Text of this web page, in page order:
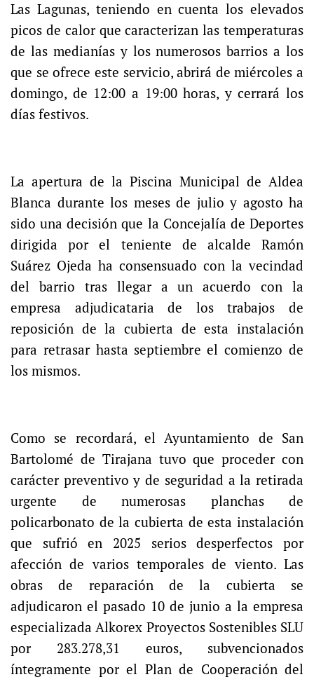
Las Lagunas, teniendo en cuenta los elevados
picos de calor que caracterizan las temperaturas
de las medianías y los numerosos barrios a los
que se ofrece este servicio, abrirá de miércoles a
domingo, de 12:00 a 19:00 horas, y cerrará los
días festivos.
La apertura de la Piscina Municipal de Aldea
Blanca durante los meses de julio y agosto ha
sido una decisión que la Concejalía de Deportes
dirigida por el teniente de alcalde Ramón
Suárez Ojeda ha consensuado con la vecindad
del barrio tras llegar a un acuerdo con la
empresa adjudicataria de los trabajos de
reposición de la cubierta de esta instalación
para retrasar hasta septiembre el comienzo de
los mismos.
Como se recordará, el Ayuntamiento de San
Bartolomé de Tirajana tuvo que proceder con
carácter preventivo y de seguridad a la retirada
urgente de numerosas planchas de
policarbonato de la cubierta de esta instalación
que sufrió en 2025 serios desperfectos por
afección de varios temporales de viento. Las
obras de reparación de la cubierta se
adjudicaron el pasado 10 de junio a la empresa
especializada Alkorex Proyectos Sostenibles SLU
por 283.278,31 euros, subvencionados
íntegramente por el Plan de Cooperación del